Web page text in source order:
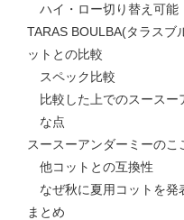
ハイ・ロー切り替え可能
TARAS BOULBA(タラスブ
ットとの比較
スペック比較
比較した上でのスース
な点
スースーアンダーミーのこ
他コットとの互換性
なぜ秋に夏用コットを発
まとめ